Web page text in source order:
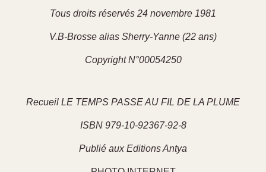
Tous droits réservés 24 novembre 1981
V.B-Brosse alias Sherry-Yanne (22 ans)
Copyright N°00054250
Recueil LE TEMPS PASSE AU FIL DE LA PLUME
ISBN 979-10-92367-92-8
Publié aux Editions Antya